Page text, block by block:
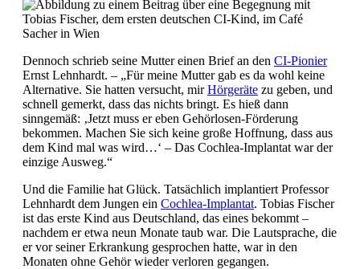
Dennoch schrieb seine Mutter einen Brief an den CI-Pionier
Ernst Lehnhardt. – „Für meine Mutter gab es da wohl keine
Alternative. Sie hatten versucht, mirHörgeräte zu geben, und
schnell gemerkt, dass das nichts bringt. Es hieß dann
sinngemäß: ‚Jetzt muss er eben Gehörlosen-Förderung
bekommen. Machen Sie sich keine große Hoffnung, dass aus
dem Kind mal was wird…‘ – Das Cochlea-Implantat war der
einzige Ausweg.“
Und die Familie hat Glück. Tatsächlich implantiert Professor
Lehnhardt dem Jungen ein Cochlea-Implantat. Tobias Fischer
ist das erste Kind aus Deutschland, das eines bekommt –
nachdem er etwa neun Monate taub war. Die Lautsprache, die
er vor seiner Erkrankung gesprochen hatte, war in den
Monaten ohne Gehör wieder verloren gegangen.